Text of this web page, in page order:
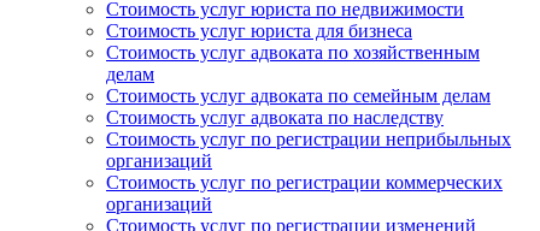
Стоимость услуг юриста по недвижимости
Стоимость услуг юриста для бизнеса
Стоимость услуг адвоката по хозяйственным
делам
Стоимость услуг адвоката по семейным делам
Стоимость услуг адвоката по наследству
Стоимость услуг по регистрации неприбыльных
организаций
Стоимость услуг по регистрации коммерческих
организаций
Стоимость услуг по регистрации изменений